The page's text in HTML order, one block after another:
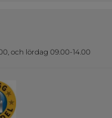
och lördag 09.00-14.00